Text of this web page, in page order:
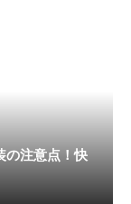
の注意点！快